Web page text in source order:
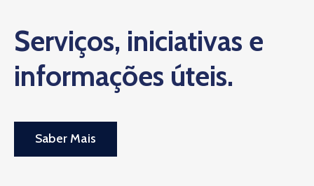
Serviços, iniciativas e
informações úteis.
Saber Mais